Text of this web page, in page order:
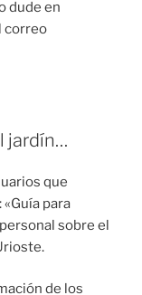
dude en
correo
jardín…
que
para
sobre el
de los